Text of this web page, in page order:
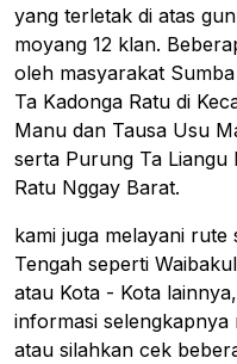
yang terletak di atas
moyang 12 klan.
oleh masyarakat
Ta Kadonga Ratu di
Manu dan Tausa Usu
serta Purung Ta Liangu
Ratu Nggay Barat.
kami juga melayani
Tengah seperti
atau Kota - Kota
informasi selengkapnya
atau silahkan cek